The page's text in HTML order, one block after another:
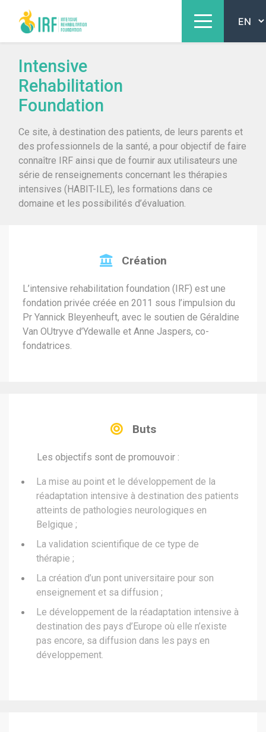
Intensive
Rehabilitation
Foundation
Ce site, à destination des patients, de leurs parents et
des professionnels de la santé, a pour objectif de faire
connaître IRF ainsi que de fournir aux utilisateurs une
série de renseignements concernant les thérapies
intensives (HABIT-ILE), les formations dans ce
domaine et les possibilités d’évaluation.
Création
L’intensive rehabilitation foundation (IRF) est une
fondation privée créée en 2011 sous l’impulsion du
Pr Yannick Bleyenheuft, avec le soutien de Géraldine
Van OUtryve d’Ydewalle et Anne Jaspers, co-
fondatrices.
Buts
Les objectifs sont de promouvoir :
La mise au point et le développement de la
réadaptation intensive à destination des patients
atteints de pathologies neurologiques en
Belgique ;
La validation scientifique de ce type de
thérapie ;
La création d’un pont universitaire pour son
enseignement et sa diffusion ;
Le développement de la réadaptation intensive à
destination des pays d’Europe où elle n’existe
pas encore, sa diffusion dans les pays en
développement.